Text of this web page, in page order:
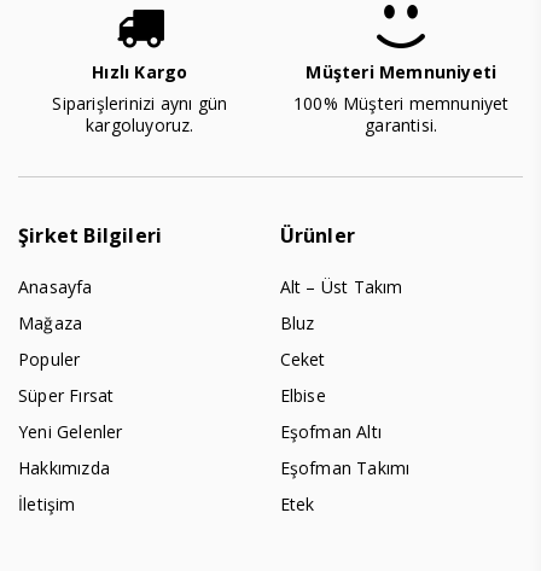
Hızlı Kargo
Siparişlerinizi aynı gün
kargoluyoruz.
Müşteri Memnuniyeti
100% Müşteri memnuniyet
garantisi.
Şirket Bilgileri
Anasayfa
Mağaza
Populer
Süper Fırsat
Yeni Gelenler
Hakkımızda
İletişim
Ürünler
Alt – Üst Takım
Bluz
Ceket
Elbise
Eşofman Altı
Eşofman Takımı
Etek